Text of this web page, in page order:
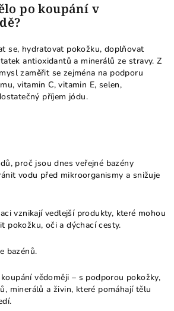
po koupání v
se, hydratovat pokožku, doplňovat
antioxidantů a minerálů ze stravy. Z
zaměřit se zejména na podporu
vitamin C, vitamin E, selen,
příjem jódu.
proč jsou dnes veřejné bazény
vodu před mikroorganismy a snižuje
vznikají vedlejší produkty, které mohou
pokožku, oči a dýchací cesty.
bazénů.
vědoměji – s podporou pokožky,
minerálů a živin, které pomáhají tělu